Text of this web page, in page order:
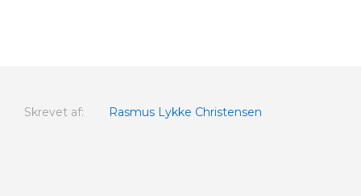
Skrevet af: Rasmus Lykke Christensen